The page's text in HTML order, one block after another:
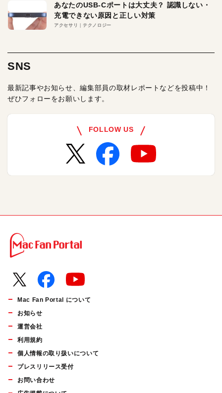
あなたのUSB-Cポートは大丈夫？ 認識しない・
充電できない原因と正しい対策
アクセサリ テクノロジー
SNS
最新記事やお知らせ、編集部員の取材レポートなどを投稿中！
ぜひフォローをお願いします。
FOLLOW US
Mac Fan Portal について
お知らせ
運営会社
利用規約
個人情報の取り扱いについて
プレスリリース受付
お問い合わせ